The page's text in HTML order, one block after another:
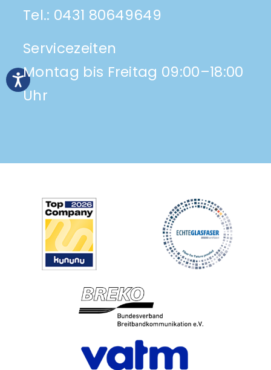
Tel.: 0431 80649649
Servicezeiten
Montag bis Freitag 09:00–18:00
Uhr